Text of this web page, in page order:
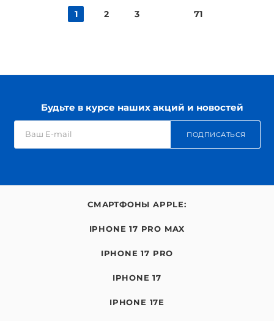
1 2 3 71
Будьте в курсе наших акций и новостей
ПОДПИСАТЬСЯ
СМАРТФОНЫ APPLE:
IPHONE 17 PRO MAX
IPHONE 17 PRO
IPHONE 17
IPHONE 17E